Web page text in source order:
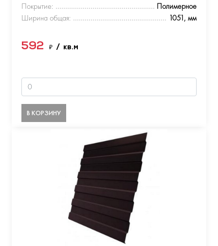
Покрытие:
Полимерное
Ширина общая:
1051, мм
592 ₽ / кв.м
В КОРЗИНУ